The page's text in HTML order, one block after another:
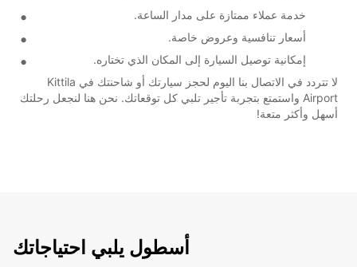
خدمة عملاء ممتازة على مدار الساعة.
أسعار تنافسية وعروض خاصة.
إمكانية توصيل السيارة إلى المكان الذي تختاره.
لا تتردد في الاتصال بنا اليوم لحجز سيارتك أو شاحنتك في Kittila
Airport واستمتع بتجربة تأجير تلبي كل توقعاتك. نحن هنا لنجعل رحلتك
أسهل وأكثر متعة!
أسطول يلبي احتياجاتك